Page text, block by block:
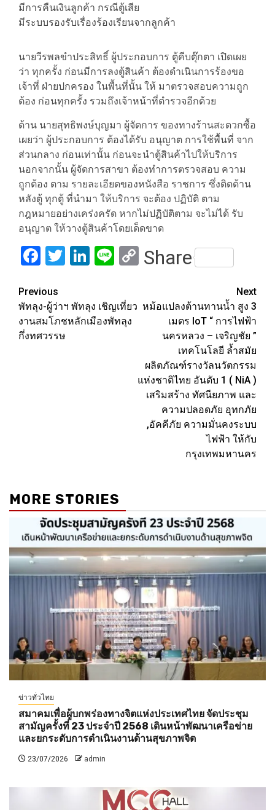
มีการคืนเงินลูกค้า กรณีตู้เสีย
มีระบบรองรับเรื่องร้องเรียนจากลูกค้า
นายวีรพลขำประสิทธิ์ ผู้ประกอบการ ตู้คีบตุ๊กตา เปิดเผย
ว่า ทุกครั้ง ก่อนมีการลงตู้สินค้า ต้องดำเนินการร้องขอ
เจ้าที่ ฝ่ายปกครอง ในพื้นที่นั้น ให้ มาตรวจสอบความถูก
ต้อง ก่อนทุกครั้ง รวมถึงเจ้าหน้าที่ตำรวจอีกด้วย
ด้าน นายสุทธิพงษ์บุญมา ผู้จัดการ ของทางร้านสะดวกซื้อ
เผยว่า ผู้ประกอบการ ต้องได้รับ อนุญาต การใช้พื้นที่ จาก
ส่วนกลาง ก่อนเท่านั้น ก่อนจะนำตู้สินค้าไปให้บริการ
นอกจากนั้น ผู้จัดการสาขา ต้องทำการตรวจสอบ ความ
ถูกต้อง ตาม รายละเอียดของหนังสือ ราชการ ซึ่งติดด้าน
หลังตู้ ทุกตู้ ที่นำมา ให้บริการ จะต้อง ปฏิบัติ ตาม
กฎหมายอย่างเคร่งครัด หากไม่ปฏิบัติตาม จะไม่ได้ รับ
อนุญาต ให้วางตู้สินค้าโดยเด็ดขาด
Facebook
Twitter
LinkedIn
LineCopy
Share
Post
navigation
Previous
พัทลุง-ผู้ว่าฯ พัทลุง เชิญเที่ยว
งานสมโภชหลักเมืองพัทลุง
กึ่งทศวรรษ
Next
หม้อแปลงต้านทานน้ำ สูง 3
เมตร IoT “ การไฟฟ้า
นครหลวง – เจริญชัย ”
เทคโนโลยี ล้ำสมัย
ผลิตภัณฑ์รางวัลนวัตกรรม
แห่งชาติไทย อันดับ 1 ( NiA )
เสริมสร้าง ทัศนียภาพ และ
ความปลอดภัย อุทกภัย
,อัคคีภัย ความมั่นคงระบบ
ไฟฟ้า ให้กับ
กรุงเทพมหานคร
MORE STORIES
ข่าวทั่วไทย
สมาคมเพื่อผู้บกพร่องทางจิตแห่งประเทศไทย จัดประชุม
สามัญครั้งที่ 23 ประจำปี 2568 เดินหน้าพัฒนาเครือข่าย
และยกระดับการดำเนินงานด้านสุขภาพจิต
23/07/2026 admin